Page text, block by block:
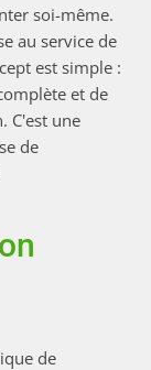
soi-même.
au service de
est simple :
et de
C'est une
de
de